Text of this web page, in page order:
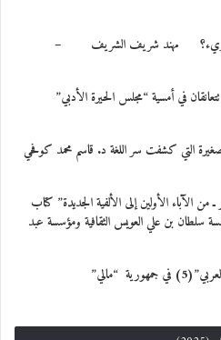
، وقدم لها الشاعر
الشعراء متنوعة
محمد عبد الله
مهند شريف الشريف –
في أمسية “مجلس الحيرة الأدبي”
التي كشفت سر اللغة د. قاسم محمد كوفحي
من الآباء الأولين إلى الألفية الجديدة” كتاب
بن علي العويس الثقافية ومؤسسة عبد
“مالي”